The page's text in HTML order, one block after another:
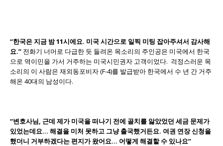
“한국은지금 밤11시에요. 미국시간으로 일찍 미팅 잡아주셔서 감사해
요.” 전화기 너머로 다급한 듯 들려온 목소리의 주인공은 미국에서 한국
으로 역이민을 가서 거주하는 미국시민권자 고객이었다. 걱정스러운 목
소리의 이 사람은 재외동포비자 (F-4)를 발급받아 한국에서 수 년 간 거주
해온 40대의 남성이다.
“변호사님, 근데 제가 미국을떠나기 전에 골치를 앓았었던 세금 문제가
있었는데요… 해결을 미처 못하고 그냥 출국했거든요. 여권 연장신청을
했더니 거부하겠다는편지가 왔어요… 어떻게 해결할 수 있나요”